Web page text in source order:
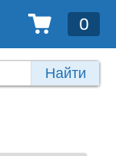
0
Найти